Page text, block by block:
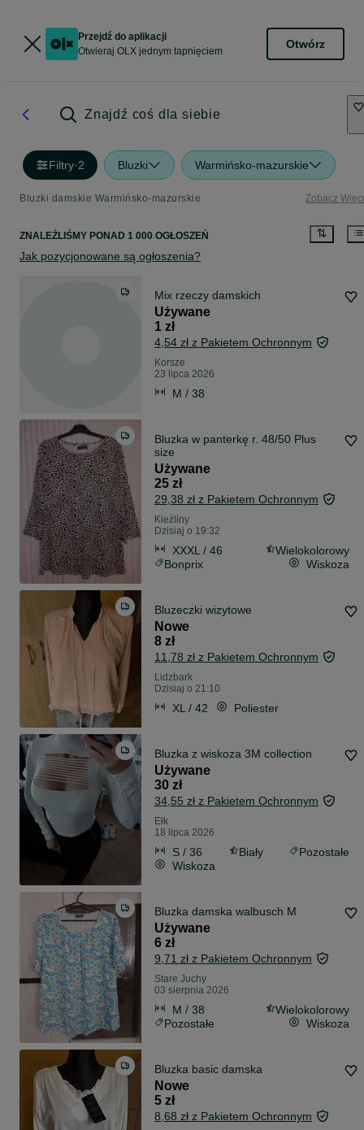
Przejdź do aplikacji
Otwieraj OLX jednym tapnięciem
Otwórz
Znajdź coś dla siebie
Filtry·2 Bluzki Warmińsko-mazurskie
Bluzki damskie Warmińsko-mazurskie Zobacz
ZNALEŹLIŚMY PONAD 1 000 OGŁOSZEŃ
Jak pozycjonowane są ogłoszenia?
Mix rzeczy damskich
Używane
1 zł
4,54 zł z Pakietem Ochronnym
Korsze
23 lipca 2026
M / 38
Bluzka w panterkę r. 48/50 Plus
size
Używane
25 zł
29,38 zł z Pakietem Ochronnym
Kieźliny
Dzisiaj o 19:32
XXXL / 46
Wielokolorowy
Bonprix
Wiskoza
Bluzeczki wizytowe
Nowe
8 zł
11,78 zł z Pakietem Ochronnym
Lidzbark
Dzisiaj o 21:10
XL / 42 Poliester
Bluzka z wiskoza 3M collection
Używane
30 zł
34,55 zł z Pakietem Ochronnym
Ełk
18 lipca 2026
S / 36 Biały
Pozostałe
Wiskoza
Bluzka damska walbusch M
Używane
6 zł
9,71 zł z Pakietem Ochronnym
Stare Juchy
03 sierpnia 2026
M / 38
Wielokolorowy
Pozostałe
Wiskoza
Bluzka basic damska
Nowe
5 zł
8,68 zł z Pakietem Ochronnym